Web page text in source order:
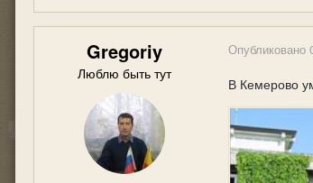
Gregoriy
Люблю быть тут
Опубликовано
В Кемерово